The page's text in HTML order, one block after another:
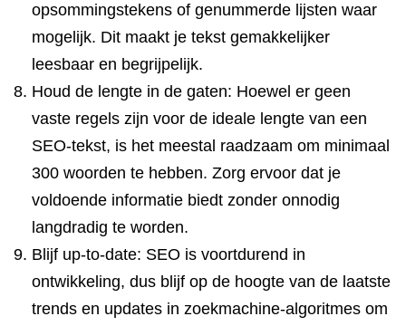
opsommingstekens of genummerde lijsten waar
mogelijk. Dit maakt je tekst gemakkelijker
leesbaar en begrijpelijk.
Houd de lengte in de gaten: Hoewel er geen
vaste regels zijn voor de ideale lengte van een
SEO-tekst, is het meestal raadzaam om minimaal
300 woorden te hebben. Zorg ervoor dat je
voldoende informatie biedt zonder onnodig
langdradig te worden.
Blijf up-to-date: SEO is voortdurend in
ontwikkeling, dus blijf op de hoogte van de laatste
trends en updates in zoekmachine-algoritmes om